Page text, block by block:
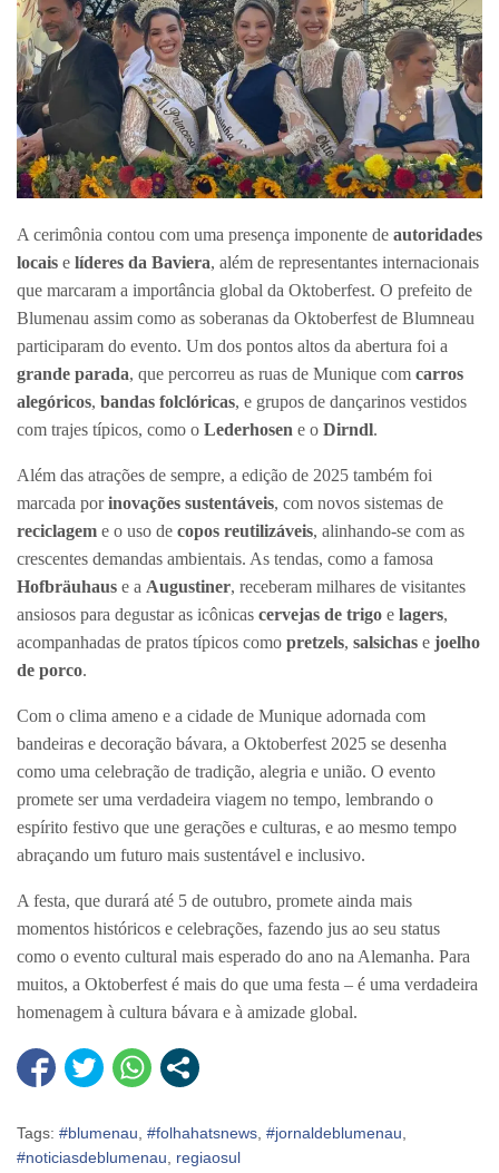
A cerimônia contou com uma presença imponente de autoridades
locais e líderes da Baviera, além de representantes internacionais
que marcaram a importância global da Oktoberfest. O prefeito de
Blumenau assim como as soberanas da Oktoberfest de Blumneau
participaram do evento. Um dos pontos altos da abertura foi a
grande parada, que percorreu as ruas de Munique com carros
alegóricos, bandas folclóricas, e grupos de dançarinos vestidos
com trajes típicos, como o Lederhosen e o Dirndl.
Além das atrações de sempre, a edição de 2025 também foi
marcada porinovações sustentáveis, com novos sistemas de
reciclagem e o uso de copos reutilizáveis, alinhando-se com as
crescentes demandas ambientais. As tendas, como a famosa
Hofbräuhaus e a Augustiner, receberam milhares de visitantes
ansiosos para degustar as icônicas cervejas de trigo e lagers,
acompanhadas de pratos típicos como pretzels, salsichas e joelho
de porco.
Com o clima ameno e a cidade de Munique adornada com
bandeiras e decoração bávara, a Oktoberfest 2025 se desenha
como uma celebração de tradição, alegria e união. O evento
promete ser uma verdadeira viagem no tempo, lembrando o
espírito festivo que une gerações e culturas, e ao mesmo tempo
abraçando um futuro mais sustentável e inclusivo.
A festa, que durará até 5 de outubro, promete ainda mais
momentos históricos e celebrações, fazendo jus ao seu status
como o evento cultural mais esperado do ano na Alemanha. Para
muitos, a Oktoberfest é mais do que uma festa – é uma verdadeira
homenagem à cultura bávara e à amizade global.
Tags: #blumenau #folhahatsnews #jornaldeblumenau
#noticiasdeblumenau
regiaosul